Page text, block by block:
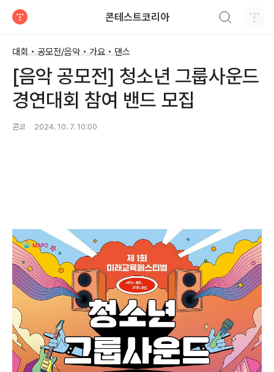
콘테스트코리아
대회 • 공모전/음악 • 가요 • 댄스
[음악 공모전] 청소년 그룹사운드
경연대회 참여 밴드 모집
콘코 2024. 10. 7. 10:00